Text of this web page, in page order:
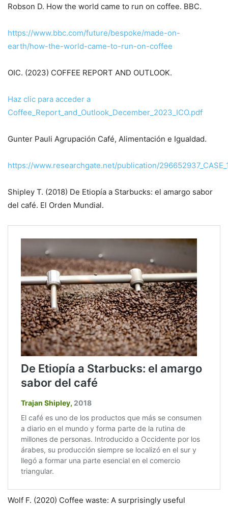
Robson D. How the world came to run on coffee. BBC.
https://www.bbc.com/future/bespoke/made-on-
earth/how-the-world-came-to-run-on-coffee
OIC. (2023) COFFEE REPORT AND OUTLOOK.
Haz clic para acceder a
Coffee_Report_and_Outlook_December_2023_ICO.pdf
Gunter Pauli Agrupación Café, Alimentación e Igualdad.
https://www.researchgate.net/publication/
Shipley T. (2018) De Etiopía a Starbucks: el amargo sabor
del café. El Orden Mundial.
Wolf F. (2020) Coffee waste: A surprisingly useful